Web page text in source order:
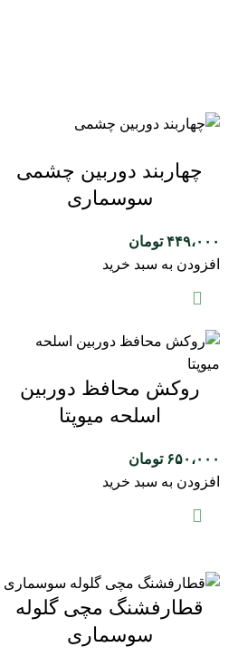
چهاربند دوربین چشمی
سوسماری
۴۴۹،۰۰۰ تومان
افزودن به سبد خرید
روکش محافظ دوربین
اسلحه میوپتا
۶۵۰،۰۰۰ تومان
افزودن به سبد خرید
قطارفشنگ مچی گلوله
سوسماری